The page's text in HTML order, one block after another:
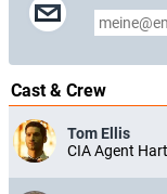
Cast & Crew
Tom Ellis
CIA Agent